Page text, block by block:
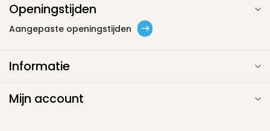
Openingstijden
Aangepaste openingstijden
Informatie
Mijn account